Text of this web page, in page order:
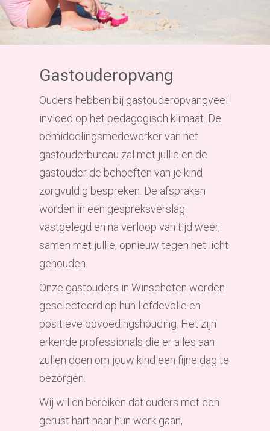
Gastouderopvang
Ouders hebben bij gastouderopvangveel
invloed op het pedagogisch klimaat. De
bemiddelingsmedewerker van het
gastouderbureau zal met jullie en de
gastouder de behoeften van je kind
zorgvuldig bespreken. De afspraken
worden in een gespreksverslag
vastgelegd en na verloop van tijd weer,
samen met jullie, opnieuw tegen het licht
gehouden.
Onze gastouders in Winschoten worden
geselecteerd op hun liefdevolle en
positieve opvoedingshouding. Het zijn
erkende professionals die er alles aan
zullen doen om jouw kind een fijne dag te
bezorgen.
Wij willen bereiken dat ouders met een
gerust hart naar hun werk gaan,